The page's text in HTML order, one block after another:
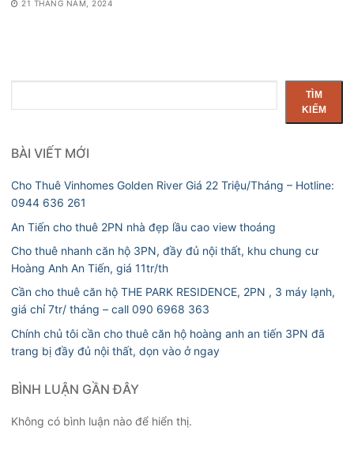
21 THÁNG NĂM, 2024
kiếm
TÌM
KIẾM
BÀI VIẾT MỚI
Cho Thuê Vinhomes Golden River Giá 22 Triệu/Tháng – Hotline:
0944 636 261
An Tiến cho thuê 2PN nhà đẹp lầu cao view thoáng
Cho thuê nhanh căn hộ 3PN, đầy đủ nội thất, khu chung cư
Hoàng Anh An Tiến, giá 11tr/th
Cần cho thuê căn hộ THE PARK RESIDENCE, 2PN , 3 máy lạnh,
giá chỉ 7tr/ tháng – call 090 6968 363
Chính chủ tôi cần cho thuê căn hộ hoàng anh an tiến 3PN đã
trang bị đầy đủ nội thất, dọn vào ở ngay
BÌNH LUẬN GẦN ĐÂY
Không có bình luận nào để hiển thị.